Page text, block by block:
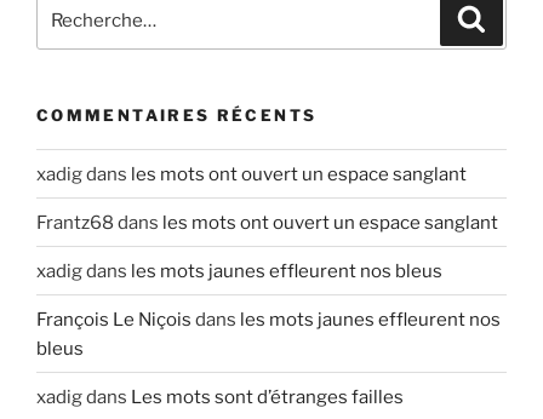
pour
COMMENTAIRES RÉCENTS
xadigdans les mots ont ouvert un espace sanglant
Frantz68 dans les mots ont ouvert un espace sanglant
xadigdans les mots jaunes effleurent nos bleus
François Le Niçois dans les mots jaunes effleurent nos
bleus
xadigdans Les mots sont d’étranges failles